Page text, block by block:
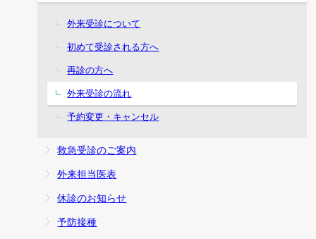
外来受診について
初めて受診される方へ
再診の方へ
外来受診の流れ
予約変更・キャンセル
救急受診のご案内
外来担当医表
休診のお知らせ
予防接種